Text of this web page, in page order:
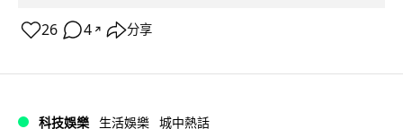
26 4 ↗ 分享
科技娛樂 生活娛樂 城中熱話